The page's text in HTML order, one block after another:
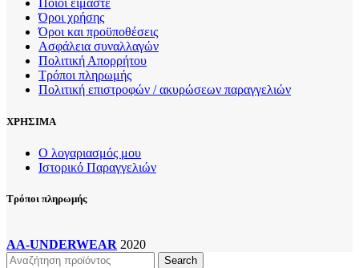
Ποιοι είμαστε
Όροι χρήσης
Όροι και προϋποθέσεις
Ασφάλεια συναλλαγών
Πολιτική Απορρήτου
Τρόποι πληρωμής
Πολιτική επιστροφών / ακυρώσεων παραγγελιών
ΧΡΗΣΙΜΑ
Ο λογαριασμός μου
Ιστορικό Παραγγελιών
Τρόποι πληρωμής
AA-UNDERWEAR 2020
Search